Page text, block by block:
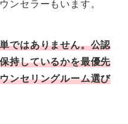
ンセラーもいます。
ではありません。公認
持しているかを最優先
ンセリングルーム選び